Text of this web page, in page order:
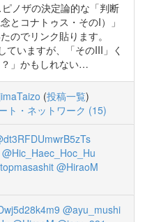
ノザの決定論的な「判断
とコナトゥス・そのI）」
のでリンク貼ります。
いますが、「そのIII」く
」かもしれない…
(投稿一覧)
ト・ネットワーク (15)
@Hic_Haec_Hoc_Hu
@HiraoM
@ayu_mushi